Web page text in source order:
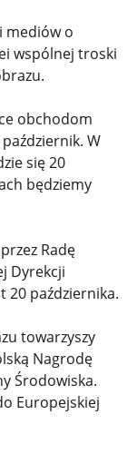
mediów o
wspólnej troski
obchodom
W
się 20
będziemy
Radę
Dyrekcji
20 października.
towarzyszy
Nagrodę
Środowiska.
Europejskiej